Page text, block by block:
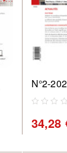
N°2-
Revue
34,28